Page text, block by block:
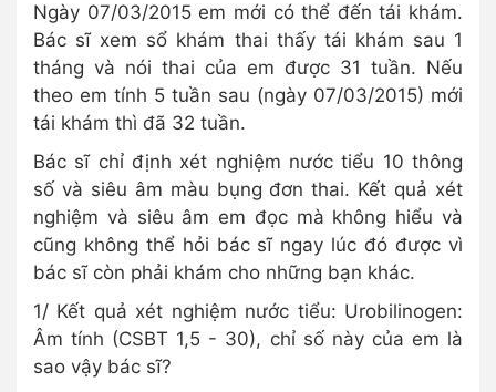
Ngày 07/03/2015 em mới có thể đến tái khám.
Bác sĩ xem sổ khám thai thấy tái khám sau 1
tháng và nói thai của em được 31 tuần. Nếu
theo em tính 5 tuần sau (ngày 07/03/2015) mới
tái khám thì đã 32 tuần.
Bác sĩ chỉ định xét nghiệm nước tiểu 10 thông
số và siêu âm màu bụng đơn thai. Kết quả xét
nghiệm và siêu âm em đọc mà không hiểu và
cũng không thể hỏi bác sĩ ngay lúc đó được vì
bác sĩ còn phải khám cho những bạn khác.
1/ Kết quả xét nghiệm nước tiểu: Urobilinogen:
Âm tính (CSBT 1,5 - 30), chỉ số này của em là
sao vậy bác sĩ?